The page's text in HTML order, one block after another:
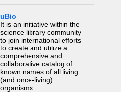
uBio
It is an initiative within the
science library community
to join international efforts
to create and utilize a
comprehensive and
collaborative catalog of
known names of all living
(and once-living)
organisms.